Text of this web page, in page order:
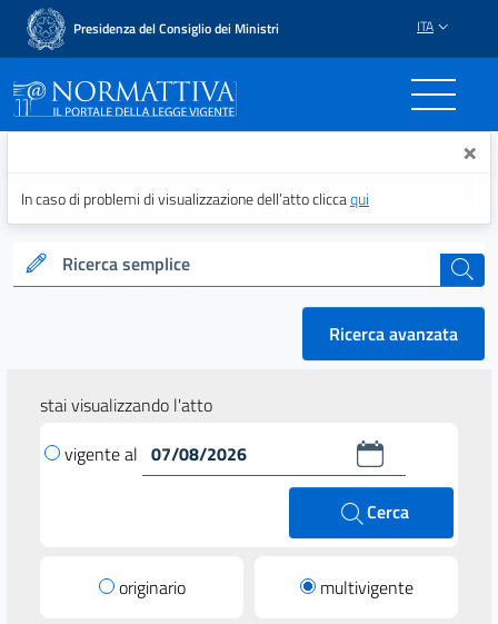
Presidenza del Consiglio dei Ministri ITA
Normattiva - Il portale ×
In caso di problemi di visualizzazione dell’atto cliccaqui
Ricerca semplice cerca
Ricerca avanzata
stai visualizzando l'atto
vigente al
Cerca
originario multivigente